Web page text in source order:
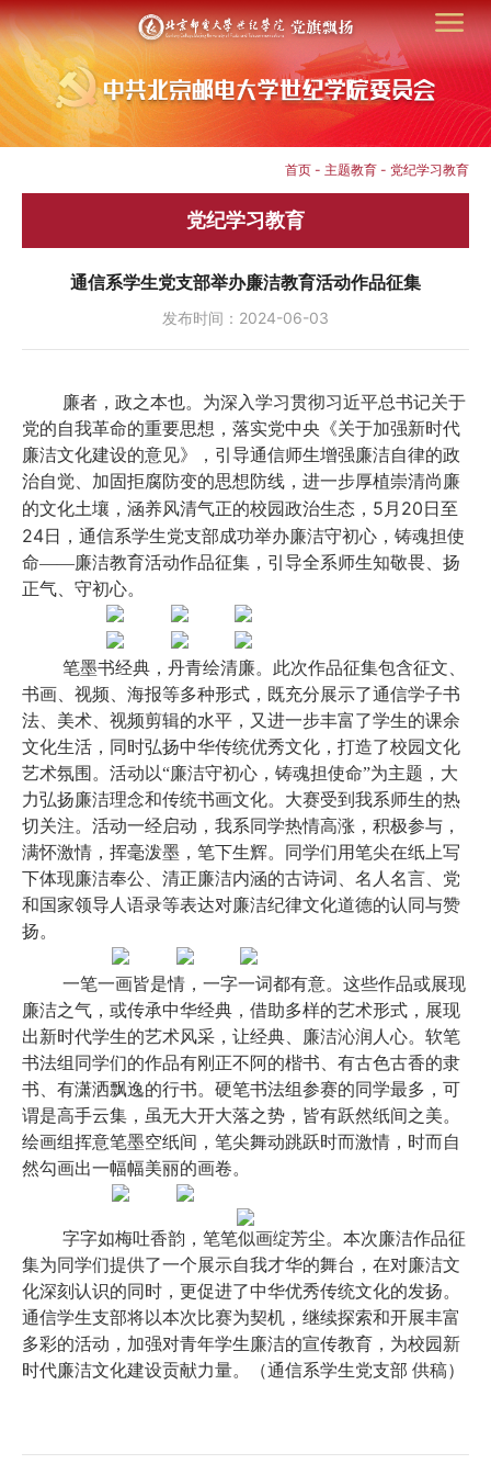
首页 - 主题教育 - 党纪学习教育
党纪学习教育
通信系学生党支部举办廉洁教育活动作品征集
发布时间：2024-06-03
廉者，政之本也。为深入学习贯彻习近平总书记关于
党的自我革命的重要思想，落实党中央《关于加强新时代
廉洁文化建设的意见》，引导通信师生增强廉洁自律的政
治自觉、加固拒腐防变的思想防线，进一步厚植崇清尚廉
的文化土壤，涵养风清气正的校园政治生态， 5 月 20 日至
24日，通信系学生党支部成功举办廉洁守初心，铸魂担使
命——廉洁教育活动作品征集，引导全系师生知敬畏、扬
正气、守初心。
笔墨书经典，丹青绘清廉。此次作品征集包含征文、
书画、视频、海报等多种形式，既充分展示了通信学子书
法、美术、视频剪辑的水平，又进一步丰富了学生的课余
文化生活，同时弘扬中华传统优秀文化，打造了校园文化
艺术氛围。活动以“廉洁守初心，铸魂担使命”为主题，大
力弘扬廉洁理念和传统书画文化。大赛受到我系师生的热
切关注。活动一经启动，我系同学热情高涨，积极参与，
满怀激情，挥毫泼墨，笔下生辉。同学们用笔尖在纸上写
下体现廉洁奉公、清正廉洁内涵的古诗词、名人名言、党
和国家领导人语录等表达对廉洁纪律文化道德的认同与赞
扬。
一笔一画皆是情，一字一词都有意。这些作品或展现
廉洁之气，或传承中华经典，借助多样的艺术形式，展现
出新时代学生的艺术风采，让经典、廉洁沁润人心。软笔
书法组同学们的作品有刚正不阿的楷书、有古色古香的隶
书、有潇洒飘逸的行书。硬笔书法组参赛的同学最多，可
谓是高手云集，虽无大开大落之势，皆有跃然纸间之美。
绘画组挥意笔墨空纸间，笔尖舞动跳跃时而激情，时而自
然勾画出一幅幅美丽的画卷。
字字如梅吐香韵，笔笔似画绽芳尘。本次廉洁作品征
集为同学们提供了一个展示自我才华的舞台，在对廉洁文
化深刻认识的同时，更促进了中华优秀传统文化的发扬。
通信学生支部将以本次比赛为契机，继续探索和开展丰富
多彩的活动，加强对青年学生廉洁的宣传教育，为校园新
时代廉洁文化建设贡献力量。
（通信系学生党支部 供稿）